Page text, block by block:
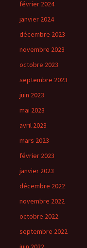
février 2024
janvier 2024
décembre 2023
novembre 2023
octobre 2023
septembre 2023
juin 2023
mai 2023
avril 2023
mars 2023
février 2023
janvier 2023
décembre 2022
novembre 2022
octobre 2022
septembre 2022